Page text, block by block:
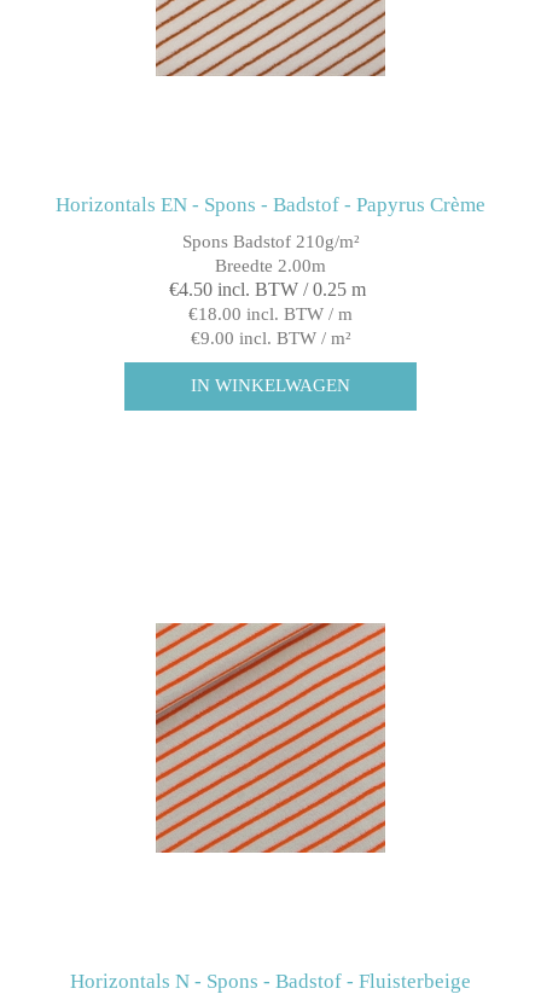
Horizontals EN - Spons - Badstof - Papyrus Crème
Spons Badstof 210g/m²
Breedte 2.00m
€4.50 incl. BTW / 0.25 m
€18.00 incl. BTW / m
€9.00 incl. BTW / m²
Horizontals N - Spons - Badstof - Fluisterbeige